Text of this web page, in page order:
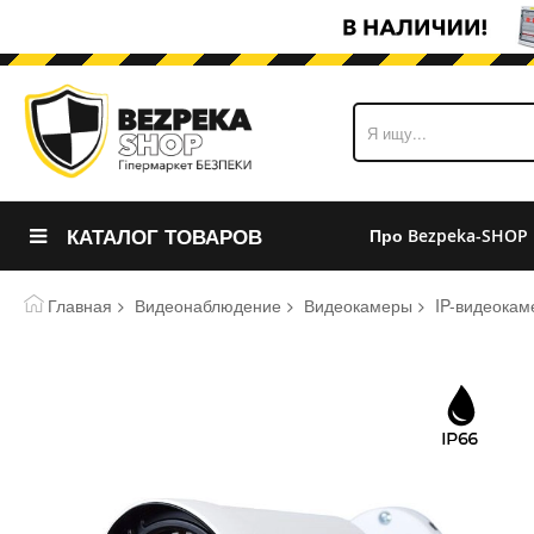
КАТАЛОГ ТОВАРОВ Про Bezpeka-SHOP
Главная Видеонаблюдение Видеокамеры IP-